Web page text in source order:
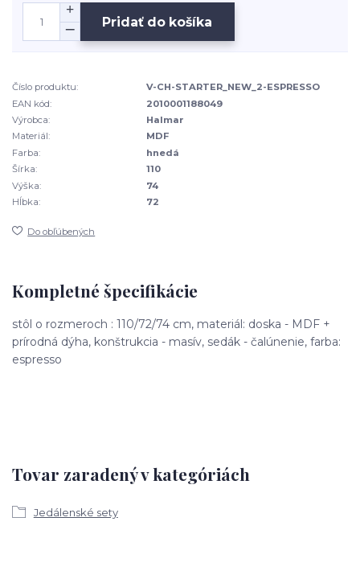
Pridať do košíka
Číslo produktu:
V-CH-STARTER_NEW_2-ESPRESSO
EAN kód:
2010001188049
Výrobca:
Halmar
Materiál:
MDF
Farba:
hnedá
Šírka:
110
Výška:
74
Hĺbka:
72
Do obľúbených
Kompletné špecifikácie
stôl o rozmeroch : 110/72/74 cm, materiál: doska - MDF +
prírodná dýha, konštrukcia - masív, sedák - čalúnenie, farba:
espresso
Tovar zaradený v kategóriách
Jedálenské sety